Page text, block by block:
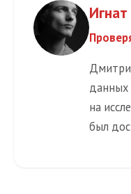
данных
на
был